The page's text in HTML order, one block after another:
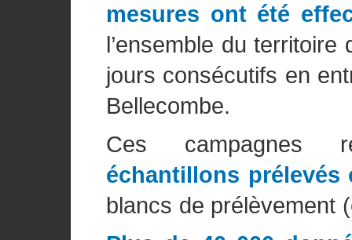
mesures ont été
l’ensemble du
jours consécutifs en
Bellecombe.
Ces campagnes
échantillons prélevés
blancs de prélèvement